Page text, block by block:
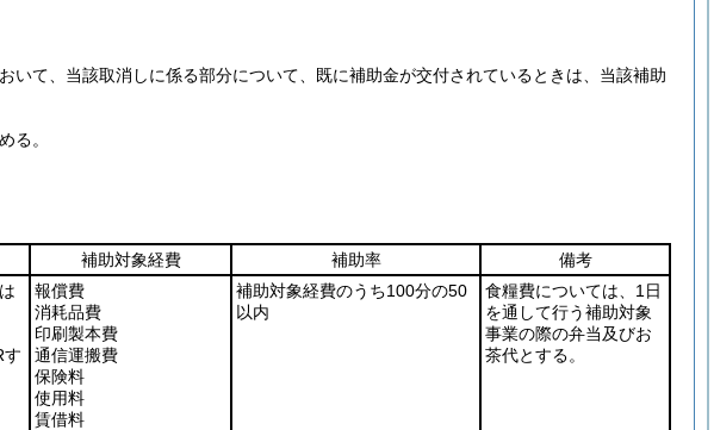
いて、当該取消しに係る部分について、既に補助金が交付されているときは、当該補助
る。
補助対象経費 補助率
備考
す
報償費
消耗品費
印刷製本費
通信運搬費
保険料
使用料
賃借料
補助対象経費のうち100分の50
以内
食糧費については、1日
を通して行う補助対象
事業の際の弁当及びお
茶代とする。